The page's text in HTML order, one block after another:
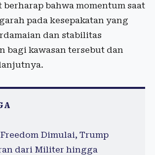
berharap bahwa momentum saat
pada kesepakatan yang
dan stabilitas
bagi kawasan tersebut dan
Dimulai, Trump
dari Militer hingga